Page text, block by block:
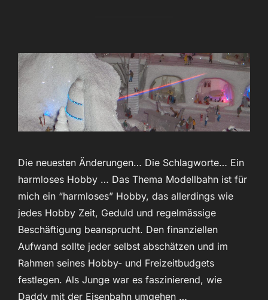
Die neuesten Änderungen… Die Schlagworte… Ein
harmloses Hobby … Das Thema Modellbahn ist für
mich ein “harmloses” Hobby, das allerdings wie
jedes Hobby Zeit, Geduld und regelmässige
Beschäftigung beansprucht. Den finanziellen
Aufwand sollte jeder selbst abschätzen und im
Rahmen seines Hobby- und Freizeitbudgets
festlegen. Als Junge war es faszinierend, wie
Daddy mit der Eisenbahn umgehen …